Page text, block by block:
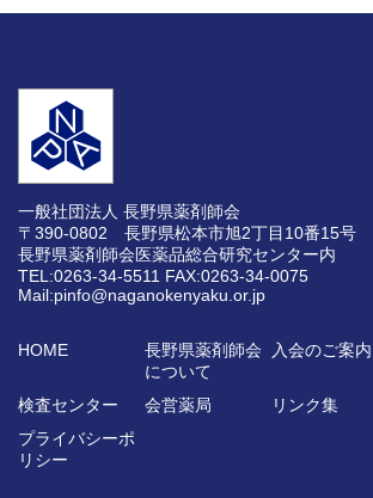
一般社団法人 長野県薬剤師会
〒390-0802 長野県松本市旭2丁目10番15号
長野県薬剤師会医薬品総合研究センター内
TEL:0263-34-5511 FAX:0263-34-0075
Mail:pinfo@naganokenyaku.or.jp
HOME
長野県薬剤師会
について
入会のご案内
検査センター 会営薬局 リンク集
プライバシーポ
リシー